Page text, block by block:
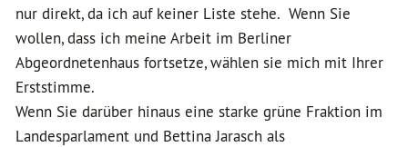
nur direkt, da ich auf keiner Liste stehe. Wenn Sie
wollen, dass ich meine Arbeit im Berliner
Abgeordnetenhaus fortsetze, wählen sie mich mit Ihrer
Erststimme.
Wenn Sie darüber hinaus eine starke grüne Fraktion im
Landesparlament und Bettina Jarasch als